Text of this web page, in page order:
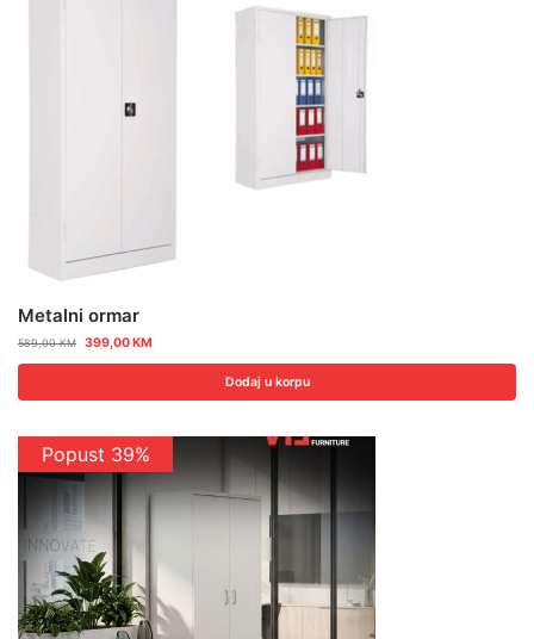
Metalni ormar
589,00KM 399,00KM
Dodaj u korpu
Popust 39%
Popust 15%